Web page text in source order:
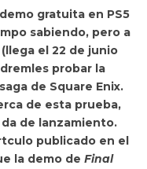
gratuita en PS5
sabiendo, pero a
el 22 de junio
probar la
de Square Enix.
de esta prueba,
de lanzamiento.
publicado en el
la demo de Final